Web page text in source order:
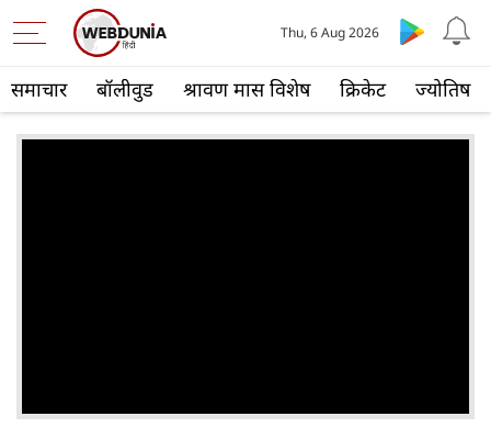
समाचार बॉलीवुड श्रावण मास विशेष क्रिकेट ज्योतिष
Thu, 6 Aug 2026